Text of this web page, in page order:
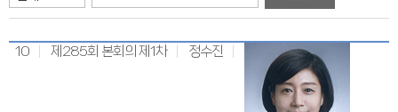
10 제285회 본회의 제1차 정수진